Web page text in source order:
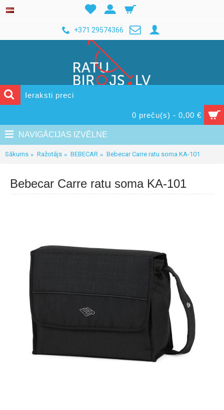
+371 29574366
0 preču(s) - 0,00 €
NAVIGĀCIJAS IZVĒLNE
Sākums Ražotājs BEBECAR Bebecar Carre ratu soma KA-101
Bebecar Carre ratu soma KA-101